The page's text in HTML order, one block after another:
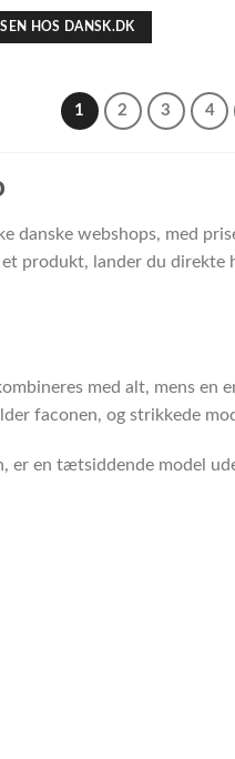
HOS DANSK.DK
1 2 3 4
danske webshops, med
produkt, lander du
med alt, mens
faconen, og strikkede
er en tætsiddende model